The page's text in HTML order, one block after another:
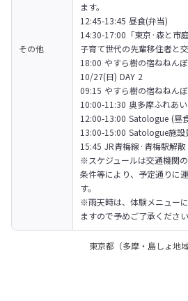
その他
ます。
12:45-13:45 昼食(弁当)
14:30-17:00「東京·森と市庭
子育て世代の先輩移住者と
18:00 やすら樹の宿ねねん
10/27(日) DAY 2
09:15 やすら樹の宿ねねん
10:00-11:30 奥多摩ふれあ
12:00-13:00 Satologue (昼
13:00-15:00 Satologue施設
15:45 JR青梅線·青梅駅解散
※スケジュールは交通機関
条件等により、予定通りに
す。
※雨天時は、体験メニュー
ますので予めご了承ください
東京都（多摩・島しょ地